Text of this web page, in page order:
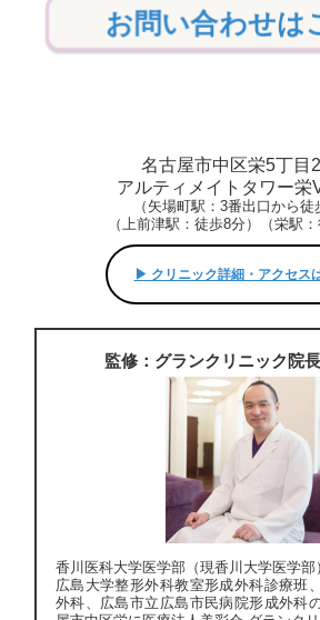
お問い合わせは
名古屋市中区栄5丁目
アルティメイトタワー栄
（矢場町駅：3番出口から徒
（上前津駅：徒歩8分）（栄駅：
▶︎ クリニック詳細・アクセス
監修：グランクリニック院
香川医科大学医学部（現香川大学医学部
広島大学整形外科教室形成外科診療班
外科、広島市立広島市民病院形成外科